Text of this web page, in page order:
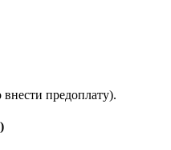
предоплату).